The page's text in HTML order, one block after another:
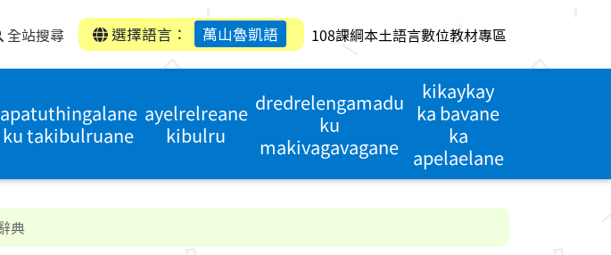
全站搜尋 選擇語言： 萬山魯凱語 108課綱本土語言數位教材專區
apatuthingalane
ku takibulruane
ayelrelreane
kibulru
dredrelengamadu
ku
makivagavagane
kikaykay
ka bavane
ka
apelaelane
典